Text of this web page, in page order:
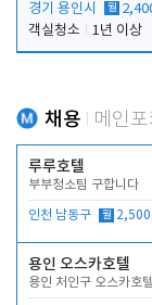
경기 용인시 월
객실청소
1년 이상
채용 메인
루루호텔
부부청소팀 구합니다
인천 남동구 월
용인 오스카호텔
용인 처인구 오스카호